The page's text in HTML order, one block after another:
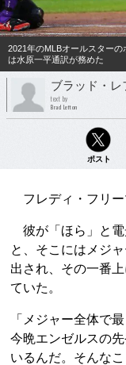
2021年のMLBオールスター
は水原一平通訳が務めた
ブラッド・レ
text by
Brad Lefton
ポスト
フレディ・フリー
彼が「ほら」と電
と、そこにはメジ
出され、その一番
ていた。
「メジャー全体で
今晩エンゼルスの
いるんだ。そんな